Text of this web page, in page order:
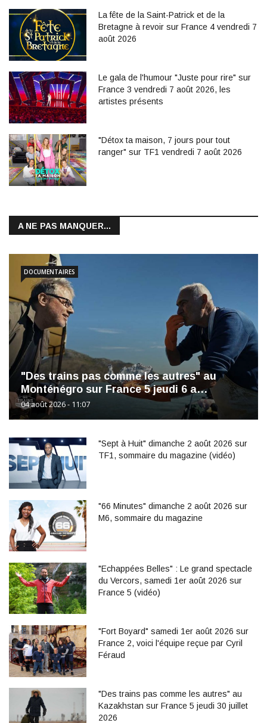
La fête de la Saint-Patrick et de la
Bretagne à revoir sur France 4 vendredi 7
août 2026
Le gala de l'humour "Juste pour rire" sur
France 3 vendredi 7 août 2026, les
artistes présents
"Détox ta maison, 7 jours pour tout
ranger" sur TF1 vendredi 7 août 2026
A NE PAS MANQUER...
"Des trains pas comme les autres" au
Monténégro sur France 5 jeudi 6 a…
04 août 2026 - 11:07
DOCUMENTAIRES
"Sept à Huit" dimanche 2 août 2026 sur
TF1, sommaire du magazine (vidéo)
"66 Minutes" dimanche 2 août 2026 sur
M6, sommaire du magazine
"Echappées Belles" : Le grand spectacle
du Vercors, samedi 1er août 2026 sur
France 5 (vidéo)
"Fort Boyard" samedi 1er août 2026 sur
France 2, voici l'équipe reçue par Cyril
Féraud
"Des trains pas comme les autres" au
Kazakhstan sur France 5 jeudi 30 juillet
2026